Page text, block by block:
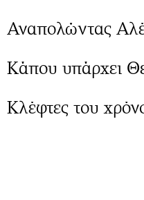
Αναπολώντας
Κάπου υπάρχει
Κλέφτες του